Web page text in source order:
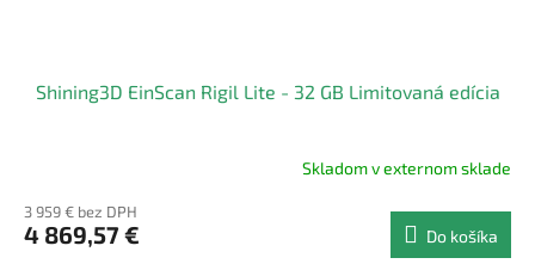
Shining3D EinScan Rigil Lite - 32 GB Limitovaná edícia
Skladom v externom sklade
3 959 € bez DPH
4 869,57 € Do košíka